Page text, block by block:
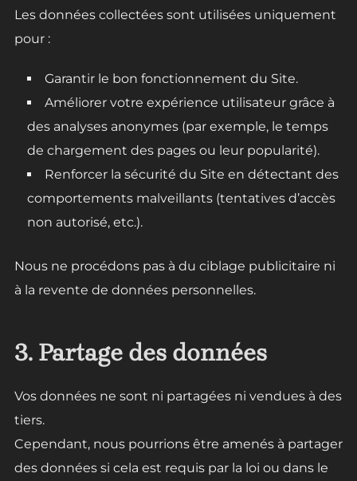
Les données collectées sont utilisées uniquement
pour :
Garantir le bon fonctionnement du Site.
Améliorer votre expérience utilisateur grâce à
des analyses anonymes (par exemple, le temps
de chargement des pages ou leur popularité).
Renforcer la sécurité du Site en détectant des
comportements malveillants (tentatives d’accès
non autorisé, etc.).
Nous ne procédons pas à du ciblage publicitaire ni
à la revente de données personnelles.
3. Partage des données
Vos données ne sont ni partagées ni vendues à des
tiers.
Cependant, nous pourrions être amenés à partager
des données si cela est requis par la loi ou dans le